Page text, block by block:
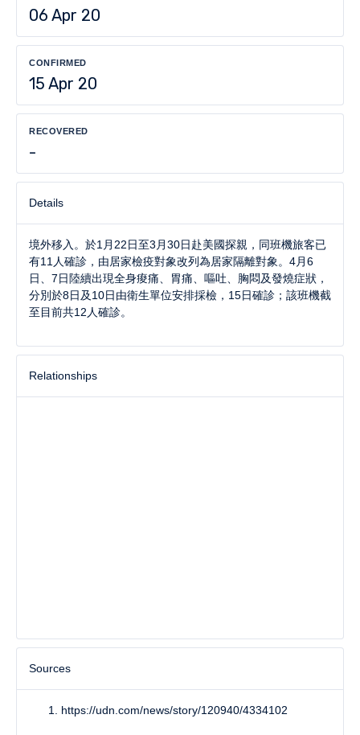
06 Apr 20
CONFIRMED
15 Apr 20
RECOVERED
-
Details
境外移入。於1月22日至3月30日赴美國探親，同班機旅客已
有11人確診，由居家檢疫對象改列為居家隔離對象。4月6
日、7日陸續出現全身痠痛、胃痛、嘔吐、胸悶及發燒症狀，
分別於8日及10日由衛生單位安排採檢，15日確診；該班機截
至目前共12人確診。
Relationships
Sources
https://udn.com/news/story/120940/4334102